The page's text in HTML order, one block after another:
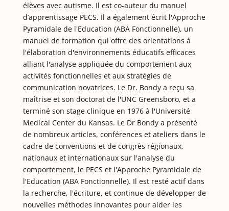
élèves avec autisme. Il est co-auteur du manuel
d’apprentissage PECS. Il a également écrit l'Approche
Pyramidale de l'Education (ABA Fonctionnelle), un
manuel de formation qui offre des orientations à
l'élaboration d'environnements éducatifs efficaces
alliant l'analyse appliquée du comportement aux
activités fonctionnelles et aux stratégies de
communication novatrices. Le Dr. Bondy a reçu sa
maîtrise et son doctorat de l'UNC Greensboro, et a
terminé son stage clinique en 1976 à l'Université
Medical Center du Kansas. Le Dr Bondy a présenté
de nombreux articles, conférences et ateliers dans le
cadre de conventions et de congrès régionaux,
nationaux et internationaux sur l'analyse du
comportement, le PECS et l'Approche Pyramidale de
l'Education (ABA Fonctionnelle). Il est resté actif dans
la recherche, l'écriture, et continue de développer de
nouvelles méthodes innovantes pour aider les